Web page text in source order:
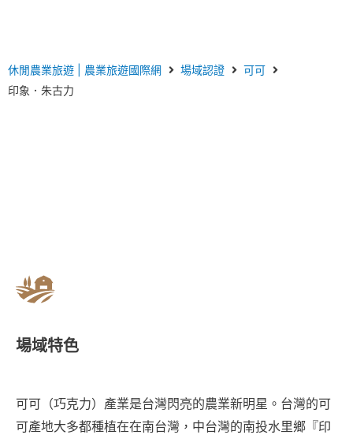
休閒農業旅遊 | 農業旅遊國際網 場域認證
可可
印象．朱古力
場域特色
可可（巧克力）產業是台灣閃亮的農業新明星。台灣的可
可產地大多都種植在在南台灣，中台灣的南投水里鄉『印